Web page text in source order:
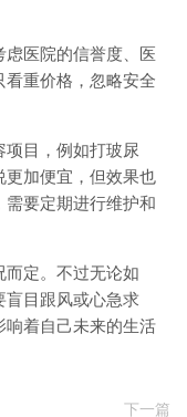
医院的信誉度、医
重价格，忽略安全
目，例如打玻尿
更加便宜，但效果也
要定期进行维护和
而定。不过无论如
盲目跟风或心急求
响着自己未来的生活
下一篇